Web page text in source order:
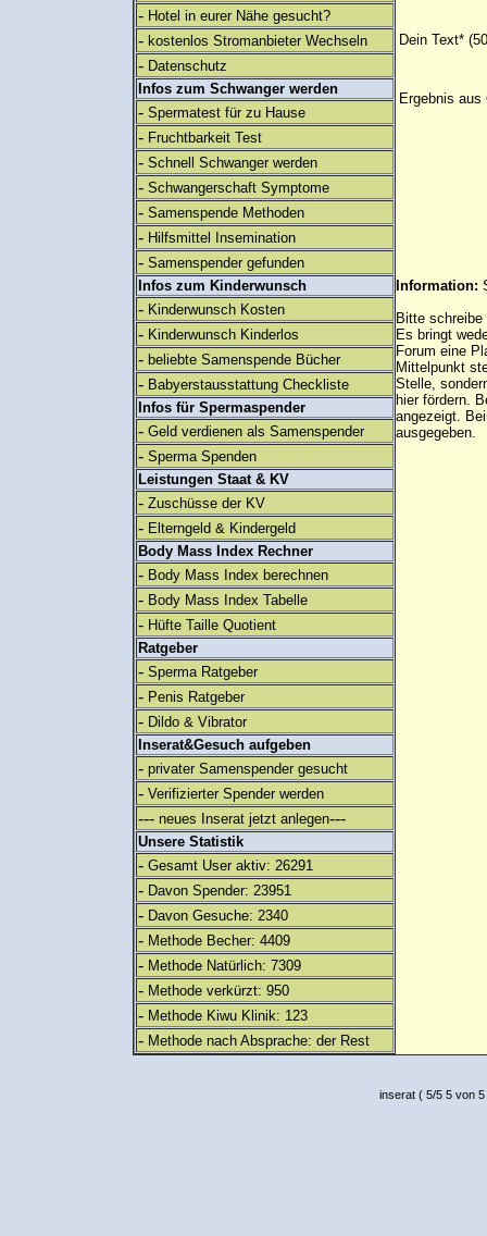
- Hotel in eurer Nähe gesucht?
- kostenlos Stromanbieter Wechseln
- Datenschutz
Infos zum Schwanger werden
- Spermatest für zu Hause
- Fruchtbarkeit Test
- Schnell Schwanger werden
- Schwangerschaft Symptome
- Samenspende Methoden
- Hilfsmittel Insemination
- Samenspender gefunden
Infos zum Kinderwunsch
- Kinderwunsch Kosten
- Kinderwunsch Kinderlos
- beliebte Samenspende Bücher
- Babyerstausstattung Checkliste
Infos für Spermaspender
- Geld verdienen als Samenspender
- Sperma Spenden
Leistungen Staat & KV
- Zuschüsse der KV
- Elterngeld & Kindergeld
Body Mass Index Rechner
- Body Mass Index berechnen
- Body Mass Index Tabelle
- Hüfte Taille Quotient
Ratgeber
- Sperma Ratgeber
- Penis Ratgeber
- Dildo & Vibrator
Inserat&Gesuch aufgeben
- privater Samenspender gesucht
- Verifizierter Spender werden
--- neues Inserat jetzt anlegen---
Unsere Statistik
- Gesamt User aktiv: 26291
- Davon Spender: 23951
- Davon Gesuche: 2340
- Methode Becher: 4409
- Methode Natürlich: 7309
- Methode verkürzt: 950
- Methode Kiwu Klinik: 123
- Methode nach Absprache: der Rest
Dein Text*
Ergebnis aus
Information:
Bitte
Es bringt
Forum eine
Mittelpunkt
Stelle,
hier fördern.
angezeigt.
ausgegeben.
inserat( 5/5 5 von 5